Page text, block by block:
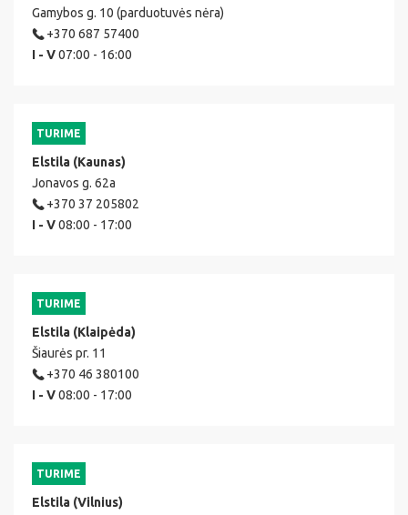
Gamybos g. 10 (parduotuvės nėra)
+370 687 57400
I - V07:00 - 16:00
TURIME
Elstila (Kaunas)
Jonavos g. 62a
+370 37 205802
I - V08:00 - 17:00
TURIME
Elstila (Klaipėda)
Šiaurės pr. 11
+370 46 380100
I - V08:00 - 17:00
TURIME
Elstila (Vilnius)